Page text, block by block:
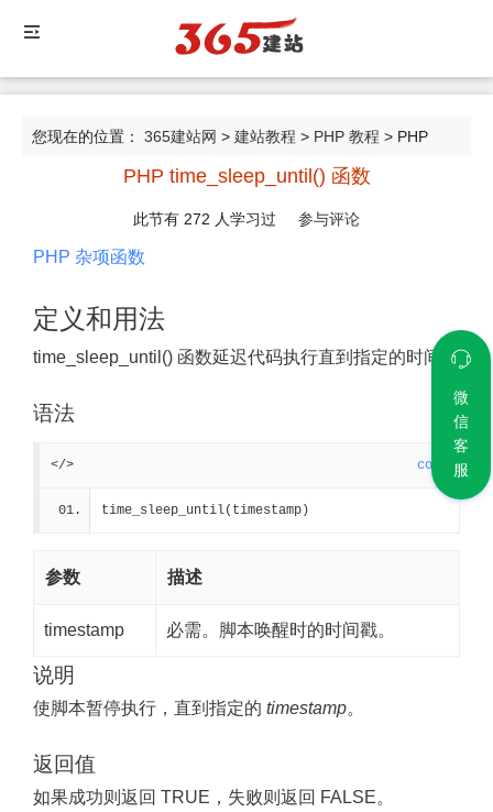
您现在的位置： 365建站网 > 建站教程 > PHP 教程 > PHP
time_sleep_until() 函数PHP time_sleep_until() 函数
此节有 272 人学习过 参与评论
PHP 杂项函数
定义和用法
time_sleep_until() 函数延迟代码执行直到指定的时间。
语法
</> code
time_sleep_until(timestamp)
参数 描述
timestamp 必需。脚本唤醒时的时间戳。
说明
使脚本暂停执行，直到指定的 timestamp。
返回值
如果成功则返回 TRUE，失败则返回 FALSE。
微
信
客
服